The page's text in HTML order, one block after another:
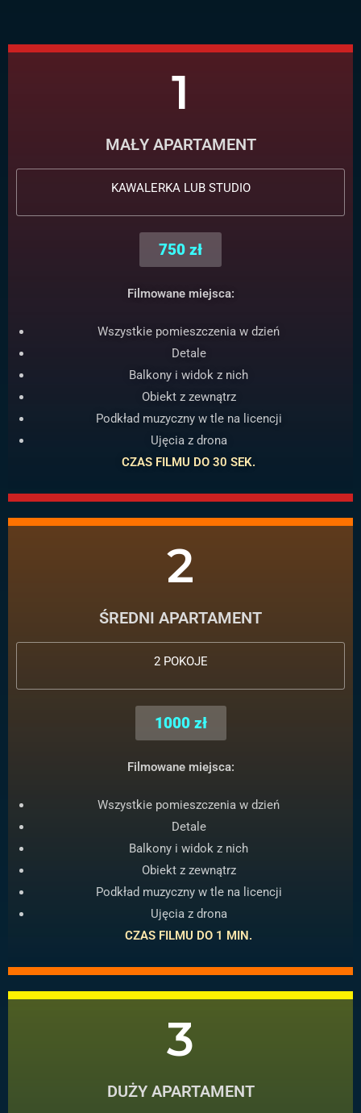
1
MAŁY APARTAMENT
KAWALERKA LUB STUDIO
750 zł
Filmowane miejsca:
Wszystkie pomieszczenia w dzień
Detale
Balkony i widok z nich
Obiekt z zewnątrz
Podkład muzyczny w tle na licencji
Ujęcia z drona
CZAS FILMU DO 30 SEK.
2
ŚREDNI APARTAMENT
2 POKOJE
1000 zł
Filmowane miejsca:
Wszystkie pomieszczenia w dzień
Detale
Balkony i widok z nich
Obiekt z zewnątrz
Podkład muzyczny w tle na licencji
Ujęcia z drona
CZAS FILMU DO 1 MIN.
3
DUŻY APARTAMENT